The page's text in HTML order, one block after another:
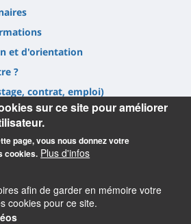
et d'orientation
?
contrat, emploi)
sur ce site pour améliorer
page, vous nous donnez votre
cookies. Plus d'infos
afin de garder en mémoire votre
cookies pour ce site.